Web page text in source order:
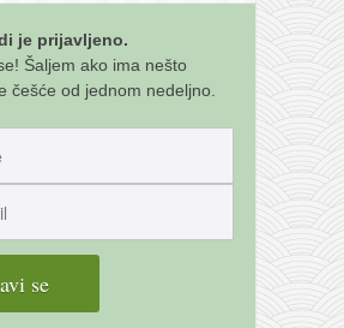
je prijavljeno.
Šaljem ako ima nešto
češće od jednom nedeljno.